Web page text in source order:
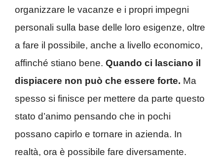
organizzare le vacanze e i propri impegni
personali sulla base delle loro esigenze, oltre
a fare il possibile, anche a livello economico,
affinché stiano bene. Quando ci lasciano il
dispiacere non può che essere forte. Ma
spesso si finisce per mettere da parte questo
stato d’animo pensando che in pochi
possano capirlo e tornare in azienda. In
realtà, ora è possibile fare diversamente.